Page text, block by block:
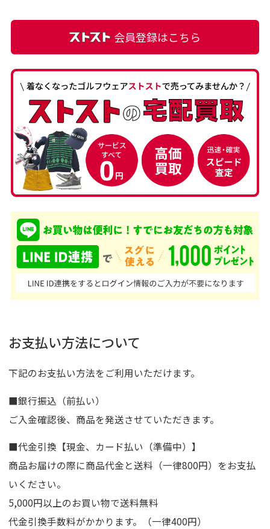
会員登録はこちら
お支払い方法について
下記のお支払い方法をご利用いただけます。
■銀行振込（前払い）
ご入金確認後、商品を発送させていただきます。
■代金引換【現金、カード払い（準備中）】
商品お届けの際に商品代金と送料（一律800円）をお支払
いください。
5,000円以上のお買い物で送料無料
代金引換手数料がかかります。（一律400円）